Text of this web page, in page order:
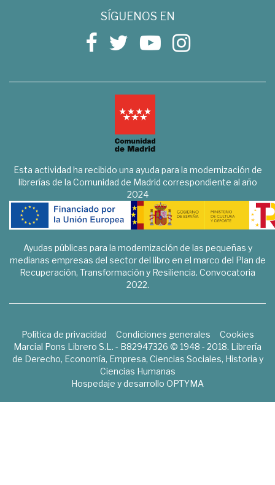
SÍGUENOS EN
Esta actividad ha recibido una ayuda para la modernización de
librerías de la Comunidad de Madrid correspondiente al año
2024
Ayudas públicas para la modernización de las pequeñas y
medianas empresas del sector del libro en el marco del Plan de
Recuperación, Transformación y Resiliencia. Convocatoria
2022.
Política de privacidad Condiciones generales
Cookies
Marcial Pons Librero S.L. - B82947326 © 1948 - 2018. Librería
de Derecho, Economía, Empresa, Ciencias Sociales, Historia y
Ciencias Humanas
Hospedaje y desarrollo OPTYMA